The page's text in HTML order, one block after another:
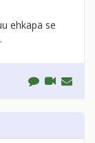
ehkäpä se